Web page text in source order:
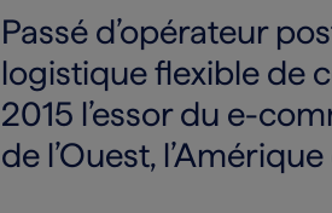
Passé d’opérateur
logistique flexible de
2015 l’essor du e-
de l’Ouest,